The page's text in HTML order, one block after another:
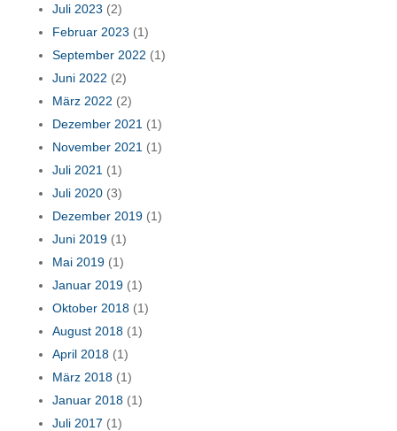
Juli 2023 (2)
Februar 2023 (1)
September 2022 (1)
Juni 2022 (2)
März 2022 (2)
Dezember 2021 (1)
November 2021 (1)
Juli 2021 (1)
Juli 2020(3)
Dezember 2019(1)
Juni 2019(1)
Mai 2019(1)
Januar 2019(1)
Oktober 2018(1)
August 2018(1)
April 2018(1)
März 2018(1)
Januar 2018(1)
Juli 2017 (1)